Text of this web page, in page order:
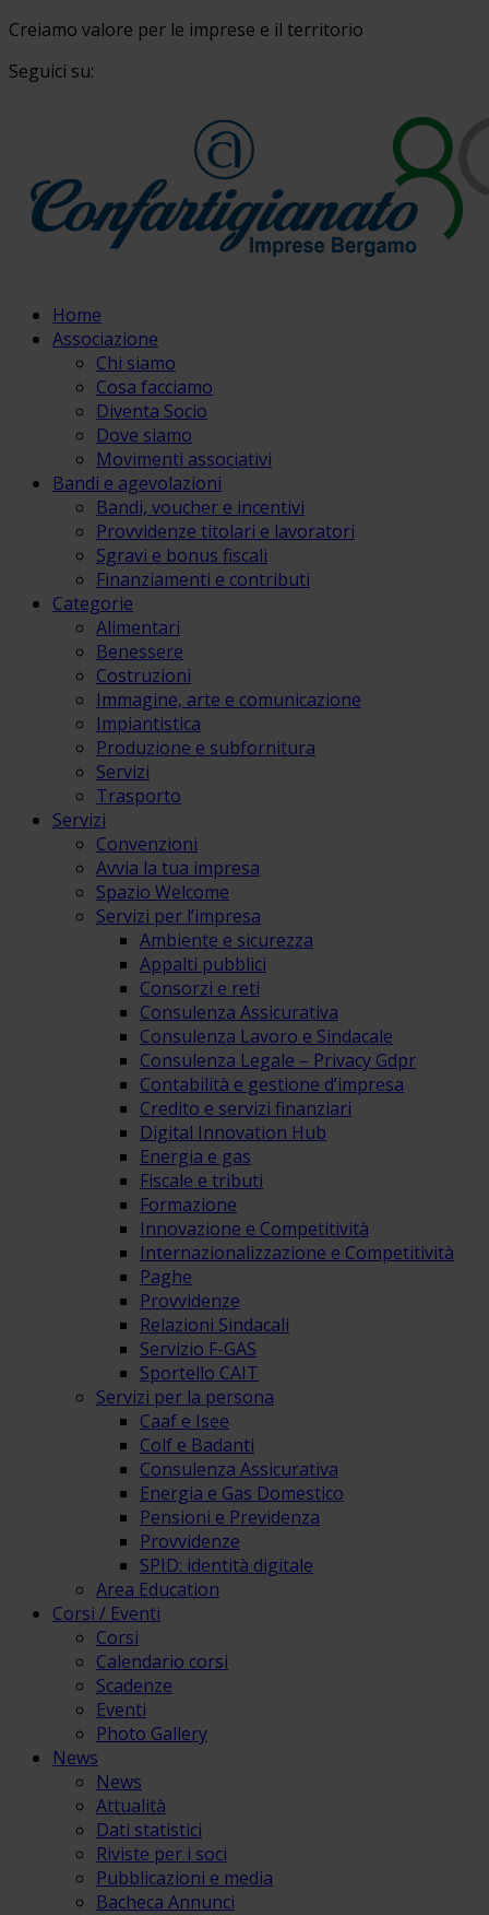
Creiamo valore per le imprese e il territorio
Seguici su:
Home
Associazione
Chi siamo
Cosa facciamo
Diventa Socio
Dove siamo
Movimenti associativi
Bandi e agevolazioni
Bandi, voucher e incentivi
Provvidenze titolari e lavoratori
Sgravi e bonus fiscali
Finanziamenti e contributi
Categorie
Alimentari
Benessere
Costruzioni
Immagine, arte e comunicazione
Impiantistica
Produzione e subfornitura
Servizi
Trasporto
Servizi
Convenzioni
Avvia la tua impresa
Spazio Welcome
Servizi per l’impresa
Ambiente e sicurezza
Appalti pubblici
Consorzi e reti
Consulenza Assicurativa
Consulenza Lavoro e Sindacale
Consulenza Legale – Privacy Gdpr
Contabilità e gestione d’impresa
Credito e servizi finanziari
Digital Innovation Hub
Energia e gas
Fiscale e tributi
Formazione
Innovazione e Competitività
Internazionalizzazione e Competitività
Paghe
Provvidenze
Relazioni Sindacali
Servizio F-GAS
Sportello CAIT
Servizi per la persona
Caaf e Isee
Colf e Badanti
Consulenza Assicurativa
Energia e Gas Domestico
Pensioni e Previdenza
Provvidenze
SPID: identità digitale
Area Education
Corsi / Eventi
Corsi
Calendario corsi
Scadenze
Eventi
Photo Gallery
News
News
Attualità
Dati statistici
Riviste per i soci
Pubblicazioni e media
Bacheca Annunci